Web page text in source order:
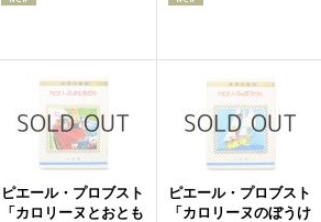
ピエール・プロブスト
「カロリーヌとおとも
ピエール・プロブスト
「カロリーヌのぼうけ